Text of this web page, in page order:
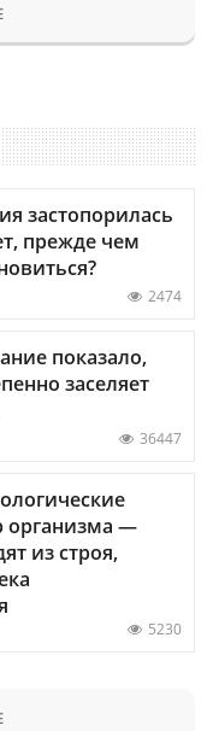
застопорилась
прежде чем
2474
показало,
заселяет
36447
организма —
из строя,
5230